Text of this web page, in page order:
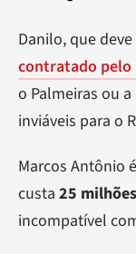
Danilo, que
contratado pelo
o Palmeiras ou
inviáveis para o
Marcos Antônio
custa 25
incompatível